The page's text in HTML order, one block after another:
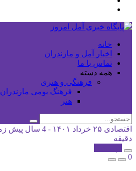
خانه
اخبار آمل و مازندران
تماس با ما
همه دسته
فرهنگی و هنری
فرهنگ بومی مازندران
هنر
اقتصادی ۲۵ خرداد ۱۴۰۱ - 4 سال پیش
دقیقه
0